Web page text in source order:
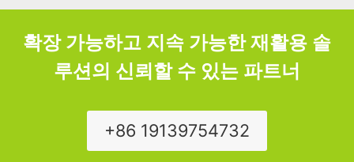
확장 가능하고 지속 가능한 재활용 솔
루션의 신뢰할 수 있는 파트너
+86 19139754732